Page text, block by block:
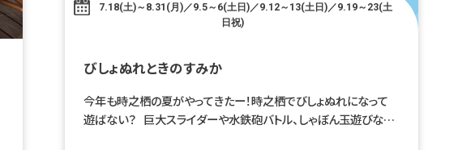
7.18(土)～8.31(月)／9.5～6(土日)／9.12～13(土日)／9.19～23(土
日祝)
びしょぬれときのすみか
今年も時之栖の夏がやってきたー！時之栖でびしょぬれになって
遊ばない？ 巨大スライダーや水鉄砲バトル、しゃぼん玉遊びなど、